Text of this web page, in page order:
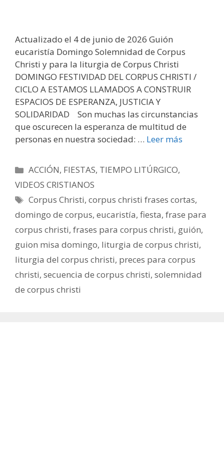
Actualizado el 4 de junio de 2026 Guión
eucaristía Domingo Solemnidad de Corpus
Christi y para la liturgia de Corpus Christi
DOMINGO FESTIVIDAD DEL CORPUS CHRISTI /
CICLO A ESTAMOS LLAMADOS A CONSTRUIR
ESPACIOS DE ESPERANZA, JUSTICIA Y
SOLIDARIDAD Son muchas las circunstancias
que oscurecen la esperanza de multitud de
personas en nuestra sociedad: … Leer más
Categorías
ACCIÓN, FIESTAS, TIEMPO LITÚRGICO,
VIDEOS CRISTIANOS
Etiquetas
Corpus Christi,corpus christi frases cortas,
domingo de corpus, eucaristía, fiesta, frase para
corpus christi, frases para corpus christi, guión,
guion misa domingo, liturgia de corpus christi,
liturgia del corpus christi, preces para corpus
christi, secuencia de corpus christi, solemnidad
de corpus christi